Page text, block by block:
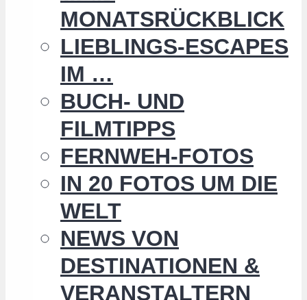
MONATSRÜCKBLICK
LIEBLINGS-ESCAPES
IM …
BUCH- UND
FILMTIPPS
FERNWEH-FOTOS
IN 20 FOTOS UM DIE
WELT
NEWS VON
DESTINATIONEN &
VERANSTALTERN